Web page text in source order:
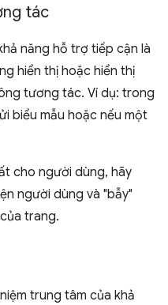
tác
năng hỗ trợ tiếp cận là
hiển thị hoặc hiển thị
tương tác. Ví dụ: trong
biểu mẫu hoặc nếu một
cho người dùng, hãy
người dùng và "bẫy"
trang.
trung tâm của khả